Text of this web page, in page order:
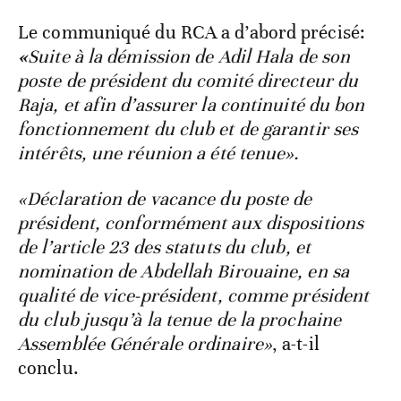
Le communiqué du RCA a d’abord précisé:
«Suite à la démission de Adil Hala de son
poste de président du comité directeur du
Raja, et afin d’assurer la continuité du bon
fonctionnement du club et de garantir ses
intérêts, une réunion a été tenue».
«Déclaration de vacance du poste de
président, conformément aux dispositions
de l’article 23 des statuts du club, et
nomination de Abdellah Birouaine, en sa
qualité de vice-président, comme président
du club jusqu’à la tenue de la prochaine
Assemblée Générale ordinaire», a-t-il
conclu.